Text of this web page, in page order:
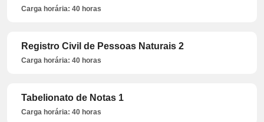
Carga horária: 40 horas
Registro Civil de Pessoas Naturais 2
Carga horária: 40 horas
Tabelionato de Notas 1
Carga horária: 40 horas